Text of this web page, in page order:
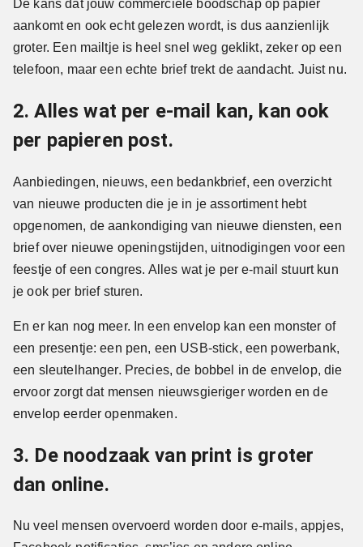
De kans dat jouw commerciële boodschap op papier
aankomt en ook echt gelezen wordt, is dus aanzienlijk
groter. Een mailtje is heel snel weg geklikt, zeker op een
telefoon, maar een echte brief trekt de aandacht. Juist nu.
2. Alles wat per e-mail kan, kan ook
per papieren post.
Aanbiedingen, nieuws, een bedankbrief, een overzicht
van nieuwe producten die je in je assortiment hebt
opgenomen, de aankondiging van nieuwe diensten, een
brief over nieuwe openingstijden, uitnodigingen voor een
feestje of een congres. Alles wat je per e-mail stuurt kun
je ook per brief sturen.
En er kan nog meer. In een envelop kan een monster of
een presentje: een pen, een USB-stick, een powerbank,
een sleutelhanger. Precies, de bobbel in de envelop, die
ervoor zorgt dat mensen nieuwsgieriger worden en de
envelop eerder openmaken.
3. De noodzaak van print is groter
dan online.
Nu veel mensen overvoerd worden door e-mails, appjes,